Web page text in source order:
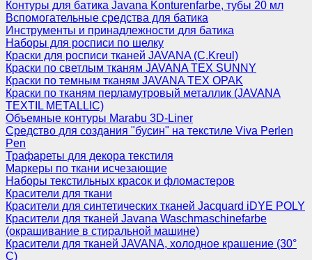
Контуры для батика Javana Konturenfarbe, тубы 20 мл
Вспомогательные средства для батика
Инструменты и принадлежности для батика
Наборы для росписи по шелку
Краски для росписи тканей JAVANA (C.Kreul)
Краски по светлым тканям JAVANA TEX SUNNY
Краски по темным тканям JAVANA TEX OPAK
Краски по тканям перламутровый металлик (JAVANA
TEXTIL METALLIC)
Объемные контуры Marabu 3D-Liner
Средство для создания "бусин" на текстиле Viva Perlen
Pen
Трафареты для декора текстиля
Маркеры по ткани исчезающие
Наборы текстильных красок и фломастеров
Красители для ткани
Красители для синтетических тканей Jacquard iDYE POLY
Красители для тканей Javana Waschmaschinefarbe
(окрашивание в стиральной машине)
Красители для тканей JAVANA, холодное крашение (30°
С)